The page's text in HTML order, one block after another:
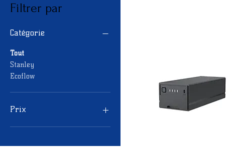
Filtrer par
Catégorie
Tout
Stanley
Ecoflow
Prix